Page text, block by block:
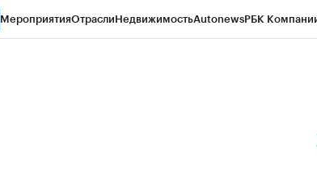
МероприятияОтраслиНедвижимостьAutonewsРБК